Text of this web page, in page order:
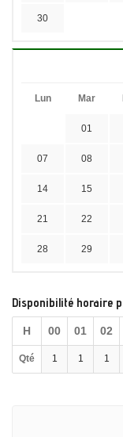
30
Lun Mar
01
07 08
14 15
21 22
28 29
Disponibilité horaire
H 00 01 02
Qté 1 1 1